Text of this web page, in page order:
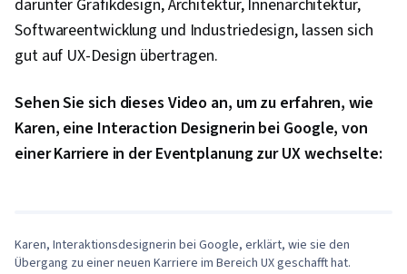
darunter Grafikdesign, Architektur, Innenarchitektur,
Softwareentwicklung und Industriedesign, lassen sich
gut auf UX-Design übertragen.
Sehen Sie sich dieses Video an, um zu erfahren, wie
Karen, eine Interaction Designerin bei Google, von
einer Karriere in der Eventplanung zur UX wechselte:
0:00/2:07
Karen, Interaktionsdesignerin bei Google, erklärt, wie sie den
Übergang zu einer neuen Karriere im Bereich UX geschafft hat.